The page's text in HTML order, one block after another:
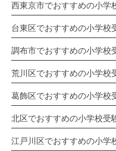
西東京市でおすすめの小学
台東区でおすすめの小学校
調布市でおすすめの小学校
荒川区でおすすめの小学校
葛飾区でおすすめの小学校
北区でおすすめの小学校受
江戸川区でおすすめの小学